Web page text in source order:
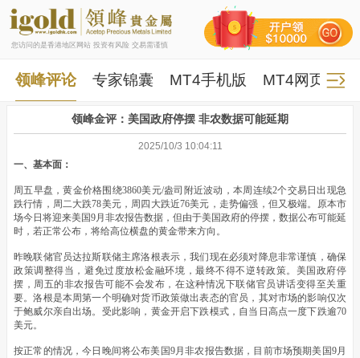
您访问的是香港地区网站 投资有风险 交易需谨慎
领峰评论 专家锦囊 MT4手机版 MT4网页版
领峰金评：美国政府停摆 非农数据可能延期
2025/10/3 10:04:11
一、基本面：
周五早盘，黄金价格围绕3860美元/盎司附近波动，本周连续2个交易日出现急
跌行情，周二大跌78美元，周四大跌近76美元，走势偏强，但又极端。原本市
场今日将迎来美国9月非农报告数据，但由于美国政府的停摆，数据公布可能延
时，若正常公布，将给高位横盘的黄金带来方向。
昨晚联储官员达拉斯联储主席洛根表示，我们现在必须对降息非常谨慎，确保
政策调整得当，避免过度放松金融环境，最终不得不逆转政策。美国政府停
摆，周五的非农报告可能不会发布，在这种情况下联储官员讲话变得至关重
要。洛根是本周第一个明确对货币政策做出表态的官员，其对市场的影响仅次
于鲍威尔亲自出场。受此影响，黄金开启下跌模式，自当日高点一度下跌逾70
美元。
按正常的情况，今日晚间将公布美国9月非农报告数据，目前市场预期美国9月